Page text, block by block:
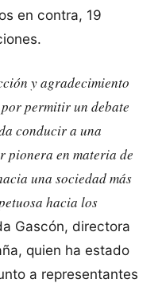
en contra, 19
y agradecimiento
permitir un debate
conducir a una
pionera en materia de
una sociedad más
hacia los
Gascón, directora
quien ha estado
a representantes